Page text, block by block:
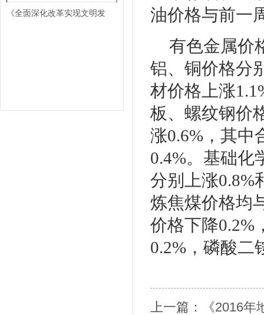
《全面深化改革实现文明发
油价格与前一
有色金属价
铝、铜价格分
材价格上涨
板、螺纹钢价
涨0.6%，其中
0.4%。基础化
分别上涨0.8%
炼焦煤价格均
价格下降0.2%
0.2%，磷酸二
上一篇：
《2016